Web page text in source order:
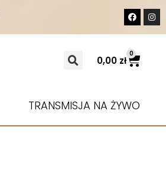
0,00 zł
0
TRANSMISJA NA ŻYWO